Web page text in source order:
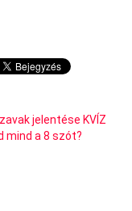
jelentése KVÍZ
mind a 8 szót?